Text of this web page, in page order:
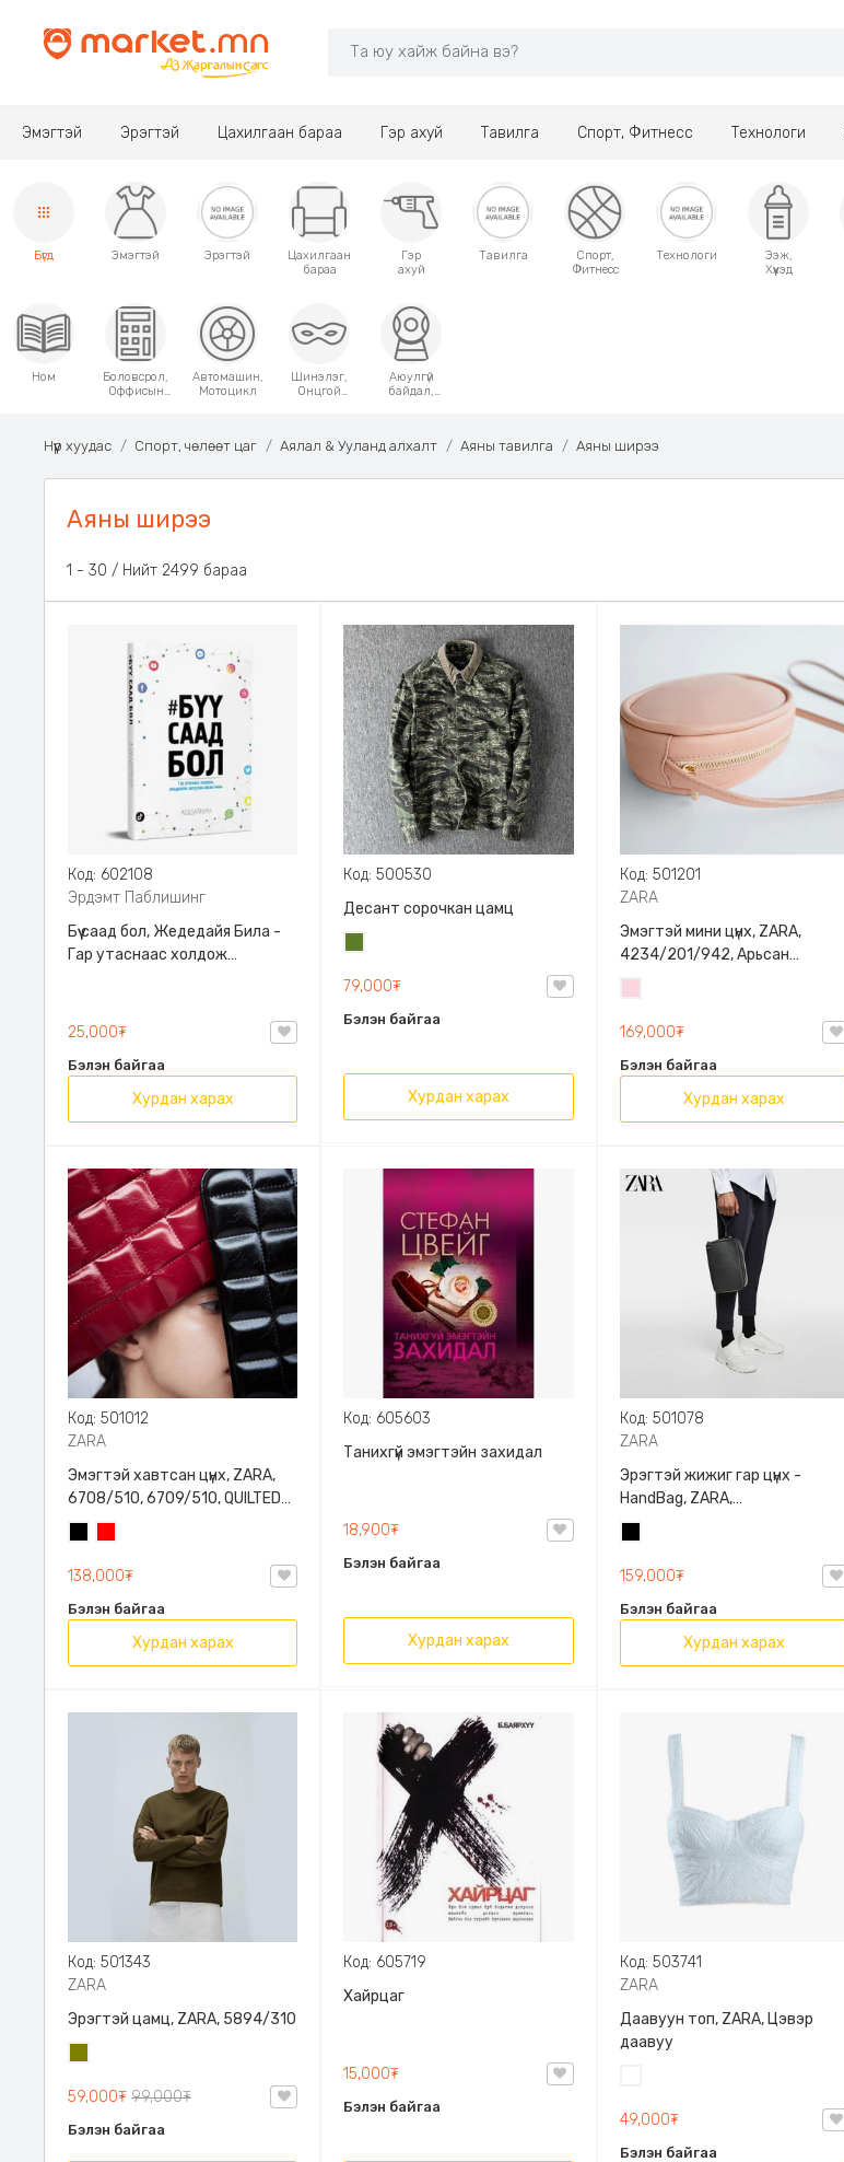
Эмэгтэй Эрэгтэй Цахилгаан бараа Гэр ахуй Тавилга Спорт, Фитнесс Технологи
Бүгд Эмэгтэй Эрэгтэй
Цахилгаан
бараа
Гэр
ахуй
Тавилга
Спорт,
Фитнесс
Технологи
Ээж,
Хүүхэд
Ном
Боловсрол,
Оффисын
Автомашин,
Мотоцикл
Шинэлэг,
Онцгой
Аюулгүй
байдал,
Нүүр хуудас Спорт, чөлөөт цаг Аялал & Ууланд алхалт Аяны тавилга Аяны ширээ
Аяны ширээ
1 - 30 / Нийт 2499 бараа
Код: 602108
Эрдэмт Паблишинг
Бүү саад бол, Жедедайя Била -
Гар утаснаас холдож
9789919235192
25,000₮
Бэлэн байгаа
Хурдан харах
Код: 500530
Десант сорочкан цамц
79,000₮
Бэлэн байгаа
Хурдан харах
Код: 501201
ZARA
Эмэгтэй мини цүнх, ZARA,
4234/201/942, Арьсан
материалтай, LIMITED EDITION
OVAL LEATHER HANDBAG TRF
169,000₮
Бэлэн байгаа
Хурдан харах
Код: 501012
ZARA
Эмэгтэй хавтсан цүнх, ZARA,
6708/510, 6709/510, QUILTED
CLUTCH BAGDETAILS, Лакан,
Гинжин оосортой
138,000₮
Бэлэн байгаа
Хурдан харах
Код: 605603
Танихгүй эмэгтэйн захидал
18,900₮
Бэлэн байгаа
Хурдан харах
Код: 501078
ZARA
Эрэгтэй жижиг гар цүнх -
HandBag, ZARA,
3720/005/040, PU арьс
159,000₮
Бэлэн байгаа
Хурдан харах
Код: 501343
ZARA
Эрэгтэй цамц, ZARA, 5894/310
59,000₮ 99,000₮
Бэлэн байгаа
Код: 605719
Хайрцаг
15,000₮
Бэлэн байгаа
Код: 503741
ZARA
Даавуун топ, ZARA, Цэвэр
даавуу
49,000₮
Бэлэн байгаа